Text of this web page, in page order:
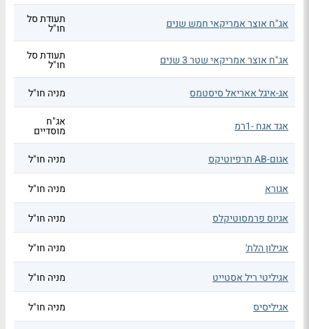
אג"ח אוצר אמריקאי חמש שנים תעודת סל
חו"ל
אג"ח אוצר אמריקאי שטר 3 שנים תעודת סל
חו"ל
אג-איגל אאריאל סיסטמס
מניה חו"ל
אגד אגח -1רמ אג"ח
מוסדיים
אגום-AB תרפיוטיקס
מניה חו"ל
אגורא מניה חו"ל
אגיוס פרמסוטיקלס מניה חו"ל
אגילון הלת' מניה חו"ל
אגיליטי ריל אסטייט מניה חו"ל
אגיליסיס מניה חו"ל